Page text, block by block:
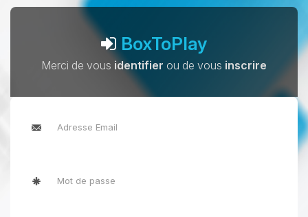
BoxToPlay
Merci de vous identifier ou de vous inscrire